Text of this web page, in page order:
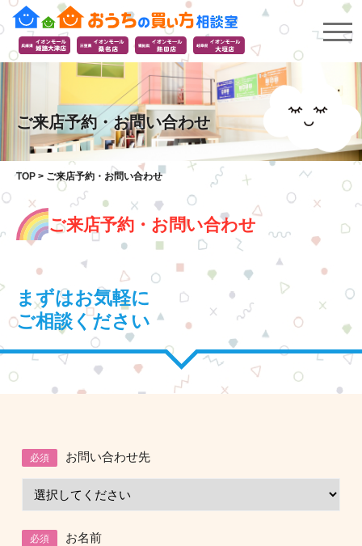
ご来店予約・お問い合わせ
TOP > ご来店予約・お問い合わせ
ご来店予約・お問い合わせ
まずはお気軽に
ご相談ください
必須 お問い合わせ先
必須 お名前